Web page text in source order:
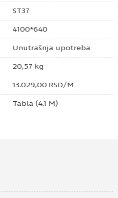
ST37
4100*640
Unutrašnja upotreba
20,57 kg
13.029,00 RSD/M
Tabla (4.1 M)